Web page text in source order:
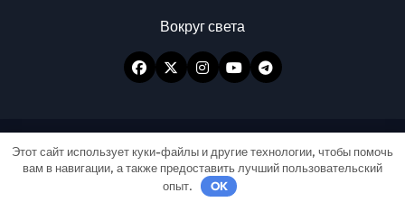
Вокруг света
Авторские права © Все права защищены|
NewspaperupотThemeansar.
Этот сайт использует куки-файлы и другие технологии, чтобы помочь
вам в навигации, а также предоставить лучший пользовательский
опыт.
OK